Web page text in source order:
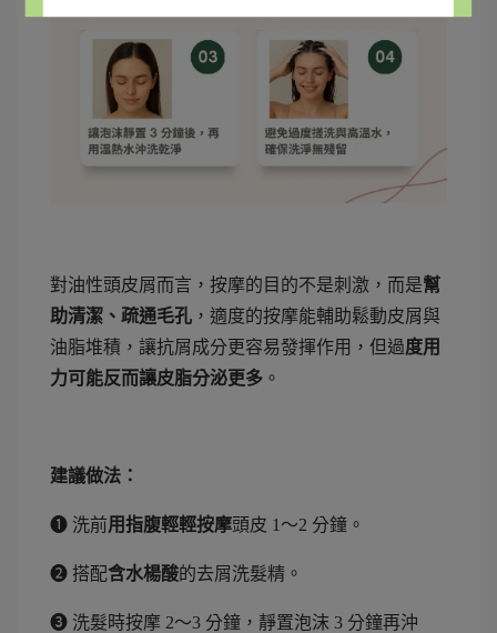
對油性頭皮屑而言，按摩的目的不是刺激，而是幫
助清潔、疏通毛孔 ，適度的按摩能輔助鬆動皮屑與
油脂堆積，讓抗屑成分更容易發揮作用，但過度用
力可能反而讓皮脂分泌更多 。
建議做法：
➊ 洗前用指腹輕輕按摩頭皮 1～2 分鐘。
❷ 搭配含水楊酸的去屑洗髮精。
➌ 洗髮時按摩 2～3 分鐘，靜置泡沫 3 分鐘再沖